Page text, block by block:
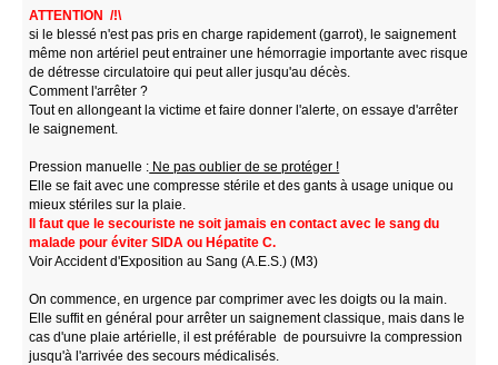
ATTENTION /!\
si le blessé n'est pas pris en charge rapidement (garrot), le saignement
même non artériel peut entrainer une hémorragie importante avec risque
de détresse circulatoire qui peut aller jusqu'au décès.
Comment l'arrêter ?
Tout en allongeant la victime et faire donner l'alerte, on essaye d'arrêter
le saignement.
Pression manuelle : Ne pas oublier de se protéger !
Elle se fait avec une compresse stérile et des gants à usage unique ou
mieux stériles sur la plaie.
Il faut que le secouriste ne soit jamais en contact avec le sang du
malade pour éviter SIDA ou Hépatite C.
Voir Accident d'Exposition au Sang (A.E.S.) (M3)
On commence, en urgence par comprimer avec les doigts ou la main.
Elle suffit en général pour arrêter un saignement classique, mais dans le
cas d'une plaie artérielle, il est préférable de poursuivre la compression
jusqu'à l'arrivée des secours médicalisés.